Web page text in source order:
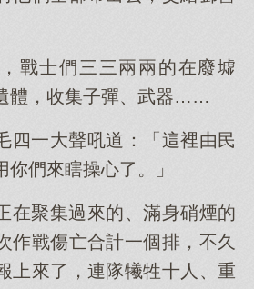
戰士們三三兩兩的在廢墟
體，收集子彈、武器……
四一大聲吼道：「這裡由民
們來瞎操心了。」
在聚集過來的、滿身硝煙的
作戰傷亡合計一個排，不久
上來了，連隊犧牲十人、重